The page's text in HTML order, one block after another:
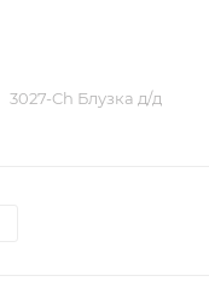
3027-Ch Блузка д/д